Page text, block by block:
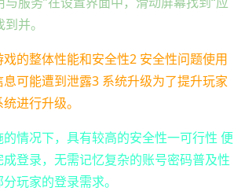
并。
的整体性能和安全性2 安全性问题使用
可能遭到泄露3 系统升级为了提升玩家
进行升级。
情况下，具有较高的安全性一可行性 便
登录，无需记忆复杂的账号密码普及性
玩家的登录需求。